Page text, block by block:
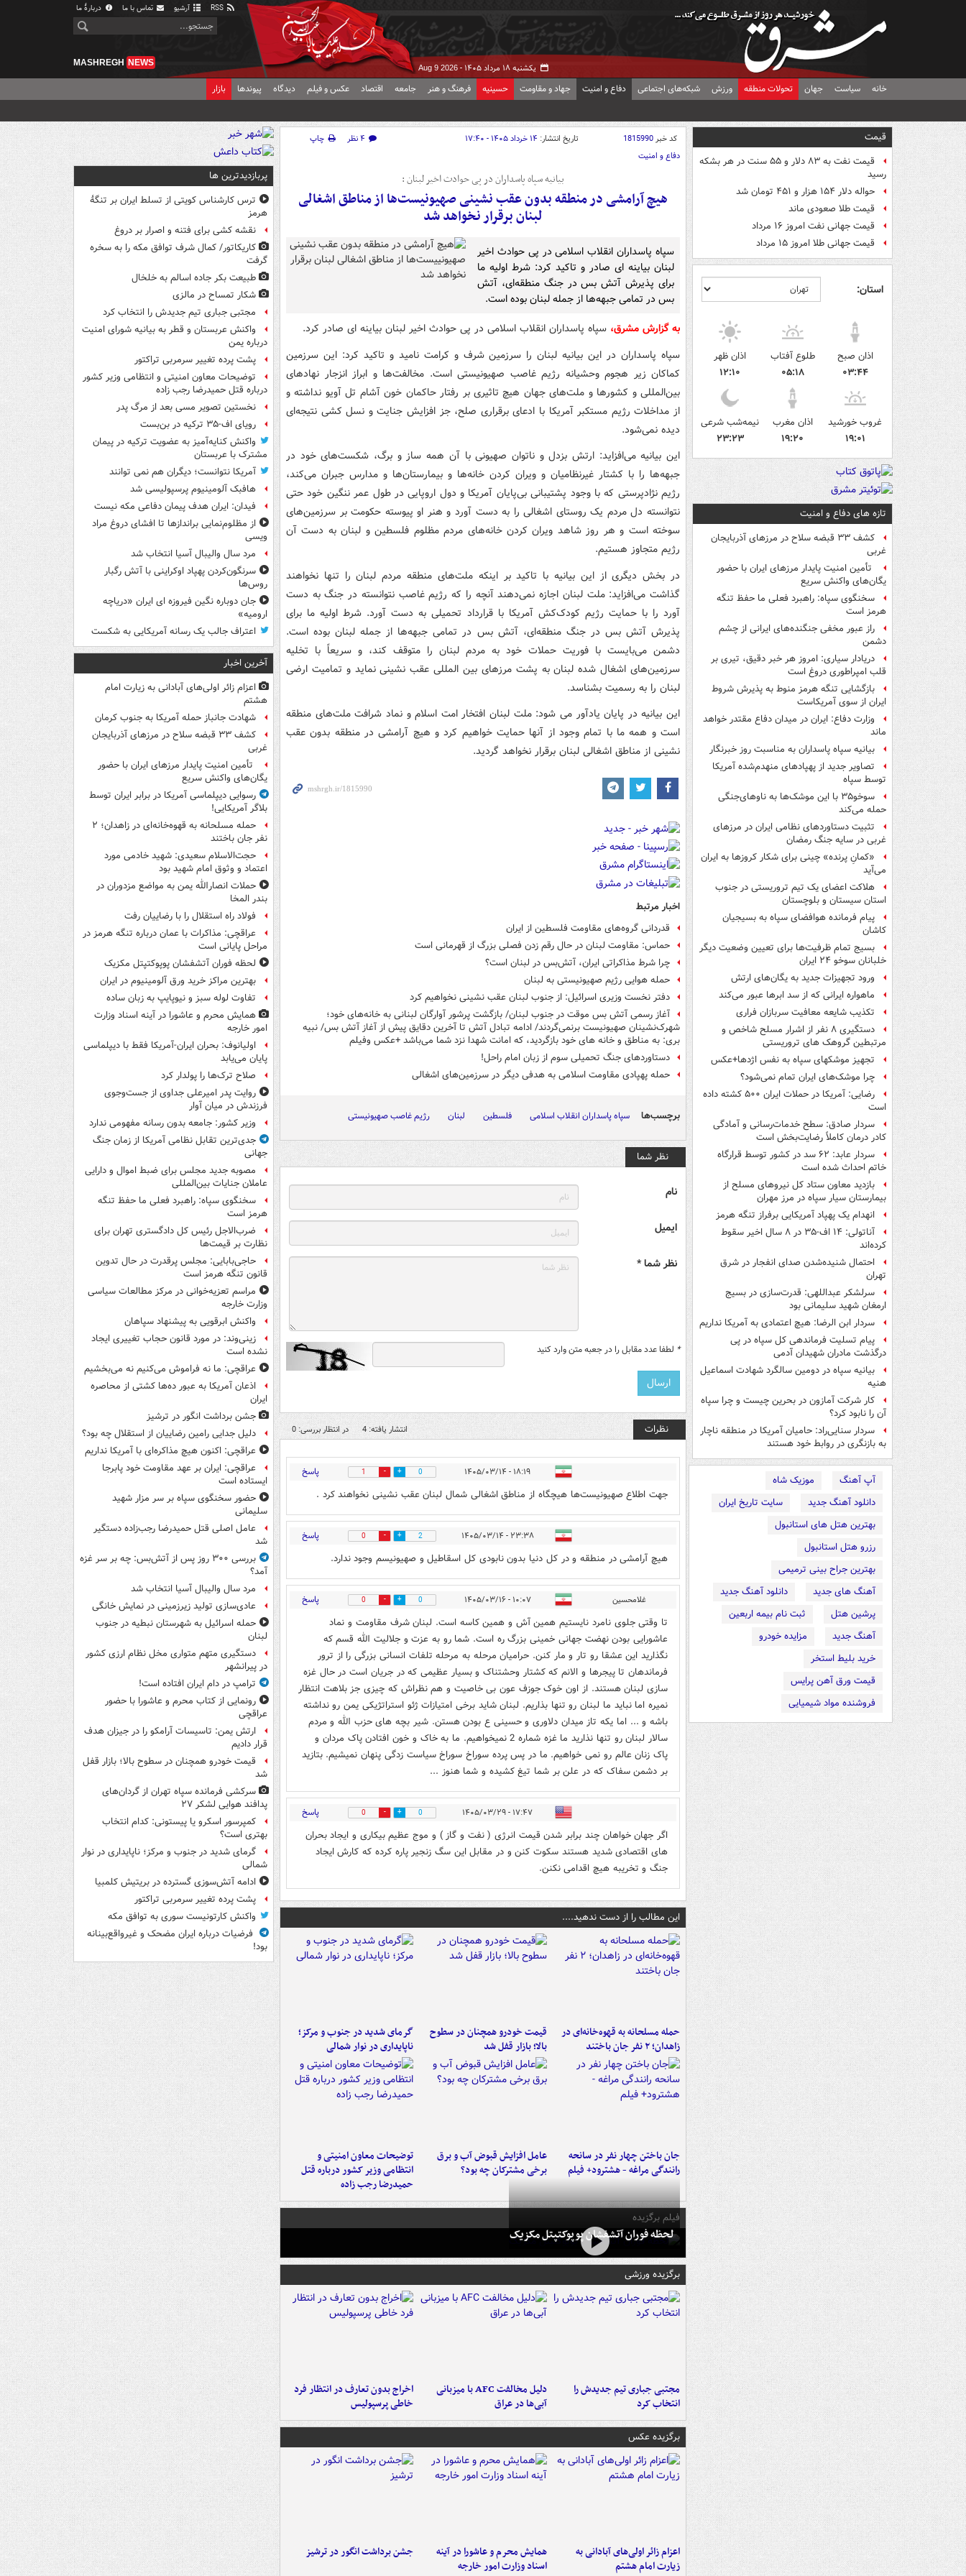
آرشیو تماس با ما دربارهٔ ما
یکشنبه ۱۸ مرداد ۱۴۰۵ - Aug 9 2026
MASHREGH NEWS
خانه سیاست جهان تحولات منطقه ورزش شبکه‌های اجتماعی دفاع و امنیت جهاد و مقاومت حسینیه فرهنگ و هنر جامعه اقتصاد عکس و فیلم دیدگاه پیوندها بازار
قیمت
قیمت نفت به ۸۳ دلار و ۵۵ سنت در هر بشکه
رسید
حواله دلار ۱۵۴ هزار و ۴۵۱ تومان شد
قیمت طلا صعودی ماند
قیمت جهانی نفت امروز ۱۶ مرداد
قیمت جهانی طلا امروز ۱۵ مرداد
استان:
اذان صبح
۰۳:۴۴
طلوع آفتاب
۰۵:۱۸
اذان ظهر
۱۲:۱۰
غروب خورشید
۱۹:۰۱
اذان مغرب
۱۹:۲۰
نیمه‌شب شرعی
۲۳:۲۳
تازه های دفاع و امنیت
کشف ۳۳ قبضه سلاح در مرزهای آذربایجان
غربی
تأمین امنیت پایدار مرزهای ایران با حضور
یگان‌های واکنش سریع
سخنگوی سپاه: راهبرد فعلی ما حفظ تنگه
هرمز است
راز عبور مخفی جنگنده‌های ایرانی از چشم
دشمن
دریادار سیاری: امروز هر خبر دقیق، تیری بر
قلب امپراطوری دروغ است
بازگشایی تنگه هرمز منوط به پذیرش شروط
ایران از سوی آمریکاست
وزارت دفاع: ایران در میدان دفاع مقتدر خواهد
ماند
بیانیه سپاه پاسداران به مناسبت روز خبرنگار
تصاویر جدید از پهپادهای منهدم‌شده آمریکا
توسط سپاه
سوخو۳۵ با این موشک‌ها به ناوهای‌جنگی
حمله می‌کند
تثبیت دستاوردهای نظامی ایران در مرزهای
غربی در سایه جنگ رمضان
«کمانِ پرنده» چینی برای شکار کروزها به ایران
می‌آید
هلاکت اعضای یک تیم تروریستی در جنوب
استان سیستان و بلوچستان
پیام فرمانده هوافضای سپاه به بسیجیان
کاشان
بسیج تمام ظرفیت‌ها برای تعیین وضعیت دیگر
خلبانان سوخو ۲۴ ایران
ورود تجهیزات جدید به یگان‌های ارتش
ماهواره ایرانی که از سد ابرها عبور می‌کند
تکذیب شایعه معافیت سربازان فراری
دستگیری ۸ نفر از اشرار مسلح شاخص و
مرتبطین گروهک های تروریستی
تجهیز موشکهای سپاه به نفس اژدها+عکس
چرا موشک‌های ایران تمام نمی‌شود؟
رضایی: آمریکا در حملات ایران ۵۰۰ کشته داده
است
سردار صادق: سطح خدمات‌رسانی و آمادگی
کادر درمان کاملاً رضایت‌بخش است
سردار عابد: ۶۲ سد در کشور توسط قرارگاه
خاتم احداث شده است
بازدید معاون ستاد کل نیروهای مسلح از
بیمارستان سیار سپاه در مرز مهران
انهدام یک پهپاد آمریکایی برفراز تنگه هرمز
آناتولی: ۱۴ اف-۳۵ در ۸ سال اخیر سقوط
کرده‌اند
احتمال شنیده‌شدن صدای انفجار در شرق
تهران
سرلشکر عبداللهی: قدرت‌سازی در بسیج
ارمغان شهید سلیمانی بود
سردار ابن الرضا: هیچ اعتمادی به آمریکا نداریم
پیام تسلیت فرماندهی کل سپاه در پی
درگذشت مادران شهیدان آدمی
بیانیه سپاه در دومین سالگرد شهادت اسماعیل
هنیه
کار شرکت آمازون در بحرین چیست و چرا سپاه
آن را نابود کرد؟
سردار سنایی‌راد: حامیان آمریکا در منطقه ناچار
به بازنگری در روابط خود هستند
آپ آهنگ
موزیک شاه
دانلود آهنگ جدید
سایت تاریخ ایران
بهترین هتل های استانبول
رزرو هتل استانبول
بهترین جراح بینی ترمیمی
آهنگ های جدید
دانلود آهنگ جدید
پرشین هتل
ثبت نام بیمه اربعین
آهنگ جدید
مزایده خودرو
خرید بلیط استخر
قیمت ورق آهن پرایس
فروشنده مواد شیمیایی
کد خبر1815990 تاریخ انتشار: ۱۴ خرداد ۱۴۰۵ - ۱۷:۴۰ ۴ نظر
چاپ
دفاع و امنیت
بیانیه سپاه پاسداران در پی حوادث اخیر لبنان :
هیچ آرامشی در منطقه بدون عقب نشینی صهیونیست‌ها از مناطق اشغالی
لبنان برقرار نخواهد شد
سپاه پاسداران انقلاب اسلامی در پی حوادث اخیر
لبنان بیاینه ای صادر و تاکید کرد: شرط اولیه ما
برای پذیرش آتش بس در جنگ منطقه‌ای، آتش
بس در تمامی جبهه‌ها از جمله لبنان بوده است.
به گزارش مشرق، سپاه پاسداران انقلاب اسلامی در پی حوادث اخیر لبنان بیاینه ای صادر کرد.
سپاه پاسداران در این بیانیه لبنان را سرزمین شرف و کرامت نامید و تاکید کرد: این سرزمین
کماکان زیر هجوم وحشیانه رژیم غاصب صهیونیستی است. مخالفت‌ها و ابراز انزجار نهادهای
بین‌المللی و کشورها و ملت‌های جهان هیچ تاثیری بر رفتار حاکمان خون آشام تل آویو نداشته و
از مداخلات رژیم مستکبر آمریکا با ادعای برقراری صلح، جز افزایش جنایت و نسل کشی نتیجه‌ای
دیده نمی‌شود.
این بیانیه می‌افزاید: ارتش بزدل و ناتوان صهیونی با آن همه ساز و برگ، شکست‌های خود در
جبهه‌ها را با کشتار غیرنظامیان و ویران کردن خانه‌ها و بیمارستان‌ها و مدارس جبران می‌کند،
رژیم نژادپرستی که با وجود پشتیبانی بی‌پایان آمریکا و دول اروپایی در طول عمر ننگین خود حتی
نتوانسته دل مردم یک روستای اشغالی را به دست آورد و هنر او پیوسته حکومت بر سرزمین‌های
سوخته است و هر روز شاهد ویران کردن خانه‌های مردم مظلوم فلسطین و لبنان به دست آن
رژیم متجاوز هستیم.
در بخش دیگری از این بیانیه با تاکید بر اینکه ملت‌های منطقه مردم لبنان را تنها نخواهند
گذاشت می‌افزاید: ملت لبنان اجازه نمی‌دهند آنچه را که رژیم غاصب نتوانسته در جنگ به دست
آورد را با حمایت رژیم کودک‌کش آمریکا با قرارداد تحمیلی به دست آورد. شرط اولیه ما برای
پذیرش آتش بس در جنگ منطقه‌ای، آتش بس در تمامی جبهه‌ها از جمله لبنان بوده است.
دشمن می‌بایست با فوریت حملات خود به مردم لبنان را متوقف کند، و سریعاً با تخلیه
سرزمین‌های اشغال شده لبنان به پشت مرزهای بین المللی عقب نشینی نماید و تمامیت ارضی
لبنان را به رسمیت بشناسد.
این بیانیه در پایان یادآور می شود: ملت لبنان افتخار امت اسلام و نماد شرافت ملت‌های منطقه
است و همه ما با تمام وجود از آنها حمایت خواهیم کرد و هیچ آرامشی در منطقه بدون عقب
نشینی از مناطق اشغالی لبنان برقرار نخواهد گردید.
اخبار مرتبط
قدردانی گروه‌های مقاومت فلسطین از ایران
حماس: مقاومت لبنان در حال رقم زدن فصلی بزرگ از قهرمانی است
چرا شرط مذاکراتی ایران، آتش‌بس در لبنان است؟
حمله هوایی رژیم صهیونیستی به لبنان
دفتر نخست وزیری اسرائیل: از جنوب لبنان عقب نشینی نخواهیم کرد
آغاز رسمی آتش بس موقت در جنوب لبنان/ بازگشت پرشور آوارگان لبنانی به خانه‌های خود؛
شهرک‌نشینان صهیونیست برنمی‌گردند/ ادامه تبادل آتش تا آخرین دقایق پیش از آغاز آتش بس/ نبیه
بری: به مناطق و خانه های خود بازگردید، که امانت شهدا نزد شما می‌باشد +عکس وفیلم
دستاوردهای جنگ تحمیلی سوم از زبان امام راحل!
حمله پهپادی مقاومت اسلامی به هدفی دیگر در سرزمین‌های اشغالی
برچسب‌ها سپاه پاسداران انقلاب اسلامی فلسطین لبنان رژیم غاصب صهیونیستی
نظر شما
نام
ایمیل
نظر شما *
* لطفا عدد مقابل را در جعبه متن وارد کنید
نظرات انتشار یافته: 4 در انتظار بررسی: 0
۱۸:۱۹ - ۱۴۰۵/۰۳/۱۴ 0
1 پاسخ
جهت اطلاع صهیونیست‌ها هیچگاه از مناطق اشغالی شمال لبنان عقب نشینی نخواهند کرد .
۲۳:۳۸ - ۱۴۰۵/۰۳/۱۴ 2
0 پاسخ
هیچ آرامشی در منطقه و در کل دنیا بدون نابودی کل اسقاطیل و صهیونیسم وجود ندارد.
غلامحسین ۱۰:۰۷ - ۱۴۰۵/۰۳/۱۶ 0
0 پاسخ
تا وقتی جلوی نامرد نایستیم همین آش و همین کاسه است. لبنان شرف مقاومت و نماد
عاشورایی بودن نهضت جهانی خمینی بزرگ ره است. شما رو به عزت و جلالیت الله قسم که
نگذارید این عشقا رو تار و مار کنن. حرامیان مرحله به مرحله تلفات انسانی بزرگی را از ترور
فرماندهان تا پیجرها و الانم که کشتار وحشتناک و بسیار عظیمی که در جریان است در حال غزه
سازی لبنان هستند. از اون خوک جوزف عون بی خاصیت و هم نظراش که چیزی جز بلاهت انتظار
نمیره اما نباید ما لبنان رو تنها بذاریم. لبنان شاید برخی امتیازات ژئو استراتژیکی یمن رو نداشته
باشه و ... اما یکه تاز میدان دلاوری و حسینی ع بودن هستن. شیر بچه های حزب الله و مردم
سالار لبنان رو تنها نذارید ما غزه شماره 2 نمیخواهیم. ما به خاک و خون افتادن پاک مردان و
پاک زنان عالم رو نمی خواهیم. ما در پس پرده سوراخ سوراخ سیاست زدگی پنهان نمیشیم. بتازید
بر دشمن سفاک که در علن بر شما تیغ کشیده و شما هنوز ...
۱۷:۴۷ - ۱۴۰۵/۰۳/۲۹ 0
0 پاسخ
اگر جهان خواهان چند برابر شدن قیمت انرژی ( نفت و گاز ) و موج عظیم بیکاری و ایجاد بحران
های اقتصادی شدید هستند سکوت کنن و در مقابل این سگ زنجیر پاره کرده که کارش ایجاد
جنگ و تخریبه هیچ اقدامی نکنن.
این مطالب را از دست ندهید....
حمله مسلحانه به قهوه‌خانه‌ای در
زاهدان؛ ۲ نفر جان باختند
قیمت خودرو همچنان در سطوح
بالا؛ بازار قفل شد
گرمای شدید در جنوب و مرکز؛
ناپایداری در نوار شمالی
جان باختن چهار نفر در سانحه
رانندگی مراغه - هشترود+ فیلم
عامل افزایش قبوض آب و برق
برخی مشترکان چه بود؟
توضیحات معاون امنیتی و
انتظامی وزیر کشور درباره قتل
حمیدرضا رجب زاده
فیلم برگزیده
لحظه فوران آتشفشان پوپوکتپتل مکزیک
برگزیده ورزشی
مجتبی جباری تیم جدیدش را
انتخاب کرد
دلیل مخالفت AFC با میزبانی
آبی‌ها در عراق
اخراج بدون تعارف در انتظار فرد
خاطی پرسپولیس
برگزیده عکس
اعزام زائر اولی‌های آبادانی به
زیارت امام هشتم
همایش محرم و عاشورا در آینه
اسناد وزارت امور خارجه
جشن برداشت انگور در ترشیز
پربازدیدترین ها
ترس کارشناس کویتی از تسلط ایران بر تنگۀ
هرمز
نقشه کشی برای فتنه و اصرار بر دروغ
کاریکاتور/ کمال شرف توافق مکه را به سخره
گرفت
طبیعت بکر جاده اسالم به خلخال
شکار تمساح در مالزی
مجتبی جباری تیم جدیدش را انتخاب کرد
واکنش عربستان و قطر به بیانیه شورای امنیت
درباره یمن
پشت پرده تغییر سرمربی تراکتور
توضیحات معاون امنیتی و انتظامی وزیر کشور
درباره قتل حمیدرضا رجب زاده
نخستین تصویر مسی بعد از مرگ پدر
رویای اف-۳۵ ترکیه در بن‌بست
واکنش کنایه‌آمیز به عضویت ترکیه در پیمان
مشترک با عربستان
آمریکا نتوانست؛ دیگران هم نمی توانند
هافبک آلومینیوم پرسپولیسی شد
فیدان: ایران هدف پیمان دفاعی مکه نیست
از مظلوم‌نمایی براندازها تا افشای دروغ مراد
ویسی
مرد سال والیبال آسیا انتخاب شد
سرنگون‌کردن پهپاد اوکراینی با آتش رگبار
روس‌ها
جان دوباره نگین فیروزه ای ایران «دریاچه
ارومیه»
اعتراف جالب یک رسانه آمریکایی به شکست
آخرین اخبار
اعزام زائر اولی‌های آبادانی به زیارت امام
هشتم
شهادت جانباز حمله آمریکا به جنوب کرمان
کشف ۳۳ قبضه سلاح در مرزهای آذربایجان
غربی
تأمین امنیت پایدار مرزهای ایران با حضور
یگان‌های واکنش سریع
رسوایی دیپلماسی آمریکا در برابر ایران توسط
بلاگر آمریکایی!
حمله مسلحانه به قهوه‌خانه‌ای در زاهدان؛ ۲
نفر جان باختند
حجت‌الاسلام سعیدی: شهید خادمی مورد
اعتماد و وثوق امام شهید بود
حملات انصارالله یمن به مواضع مزدوران در
بندر المخا
فولاد راه استقلال را با رضاییان رفت
عراقچی: مذاکرات با عمان درباره تنگه هرمز در
مراحل پایانی است
لحظه فوران آتشفشان پوپوکتپتل مکزیک
بهترین مراکز خرید ورق آلومینیوم در ایران
تفاوت لوله سبز و نیوپایپ به زبان ساده
همایش محرم و عاشورا در آینه اسناد وزارت
امور خارجه
اولیانوف: بحران ایران-آمریکا فقط با دیپلماسی
پایان می‌یابد
صلاح ترک‌ها را پولدار کرد
روایت پدر امیرعلی جداوی از جست‌وجوی
فرزندش در میان آوار
وزیر کشور: جامعه بدون رسانه مفهومی ندارد
جدی‌ترین تقابل نظامی آمریکا از زمان جنگ
جهانی
مصوبه جدید مجلس برای ضبط اموال و دارایی
عاملان جنایات بین‌المللی
سخنگوی سپاه: راهبرد فعلی ما حفظ تنگه
هرمز است
ضرب‌الاجل رئیس کل دادگستری تهران برای
نظارت بر قیمت‌ها
حاجی‌بابایی: مجلس پرقدرت در حال تدوین
قانون تنگه هرمز است
مراسم تعزیه‌خوانی در مرکز مطالعات سیاسی
وزارت خارجه
واکنش ابرقویی به پیشنهاد سپاهان
زینی‌وند: در مورد قانون حجاب تغییری ایجاد
نشده است
عراقچی: ما نه فراموش می‌کنیم نه می‌بخشیم
اذعان آمریکا به عبور ده‌ها کشتی از محاصره
ایران
جشن برداشت انگور در ترشیز
دلیل جدایی رامین رضاییان از استقلال چه بود؟
عراقچی: اکنون هیچ مذاکره‌ای با آمریکا نداریم
عراقچی: ایران بر عهد مقاومت خود پابرجا
ایستاده است
حضور سخنگوی سپاه بر سر مزار شهید
سلیمانی
عامل اصلی قتل حمیدرضا رجب‌زاده دستگیر
شد
بررسی ۳۰۰ روز پس از آتش‌بس: چه بر سر غزه
آمد؟
مرد سال والیبال آسیا انتخاب شد
عادی‌سازی تولید زیرزمینی در نمایش خانگی
حمله اسرائیل به شهرستان نبطیه در جنوب
لبنان
دستگیری متهم متواری مخل نظام ارزی کشور
در پیرانشهر
ترامپ در دام ایران افتاده است!
رونمایی از کتاب محرم و عاشورا با حضور
عراقچی
ارتش یمن: تاسیسات آرامکو را در جیزان هدف
قرار دادیم
قیمت خودرو همچنان در سطوح بالا؛ بازار قفل
شد
سرکشی فرمانده سپاه تهران از گردان‌های
پدافند هوایی لشکر ۲۷
کمپرسور اسکرو یا پیستونی: کدام انتخاب
بهتری است؟
گرمای شدید در جنوب و مرکز؛ ناپایداری در نوار
شمالی
ادامه آتش‌سوزی گسترده در بریتیش کلمبیا
پشت پرده تغییر سرمربی تراکتور
واکنش کارتونیست سوری به توافق مکه
فرضیات درباره ایران مضحک و غیرواقع‌بینانه
بود!